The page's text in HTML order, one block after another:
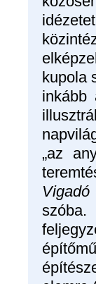
kupola
inkább
„az
Vigadó